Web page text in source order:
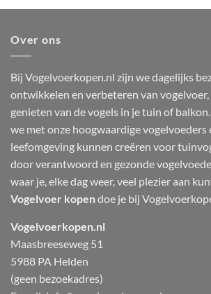
Over ons
Bij Vogelvoerkopen.nl zijn we dagelijks
ontwikkelen en verbeteren van
genieten van de vogels in je tuin of
we met onze hoogwaardige vogelvoeders
leefomgeving kunnen creëren voor
door verantwoord en gezonde
waar je, elke dag weer, veel plezier aan
Vogelvoer kopendoe je bij
Vogelvoerkopen.nl
Maasbreeseweg 51
5988 PA Helden
(geen bezoekadres)